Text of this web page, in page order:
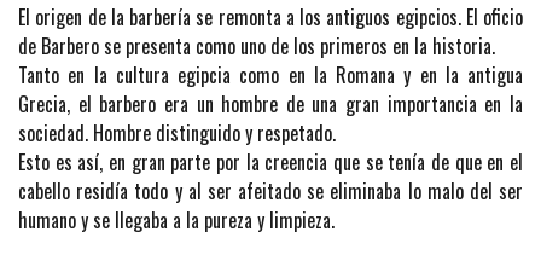
El origen de la barbería se remonta a los antiguos egipcios. El oficio
de Barbero se presenta como uno de los primeros en la historia.
Tanto en la cultura egipcia como en la Romana y en la antigua
Grecia, el barbero era un hombre de una gran importancia en la
sociedad. Hombre distinguido y respetado.
Esto es así, en gran parte por la creencia que se tenía de que en el
cabello residía todo y al ser afeitado se eliminaba lo malo del ser
humano y se llegaba a la pureza y limpieza.